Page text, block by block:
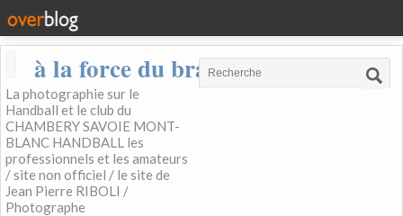
à la force du bras
La photographie sur le
Handball et le club du
CHAMBERY SAVOIE MONT-
BLANC HANDBALL les
professionnels et les amateurs
/ site non officiel / le site de
Jean Pierre RIBOLI /
Photographe